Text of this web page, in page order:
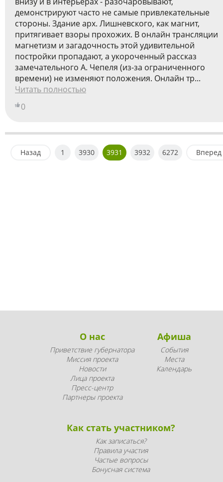
демонстрируют часто не самые привлекательные
стороны. Здание арх. Лишневского, как магнит,
притягивает взоры прохожих. В онлайн трансляции
магнетизм и загадочность этой удивительной
постройки пропадают, а укороченный рассказ
замечательного А. Чепеля (из-за ограниченного
времени) не изменяют положения. Онлайн тр...
Читать полностью
0
Назад 1 3930 3931 3932 6272 Вперед
О нас
Приветствие губернатора
Миссия проекта
Новости
Лица проекта
Пресс-центр
Партнеры проекта
Афиша
События
Места
Календарь
Как стать участником?
Как записаться?
Правила участия
Частые вопросы
Бонусная система